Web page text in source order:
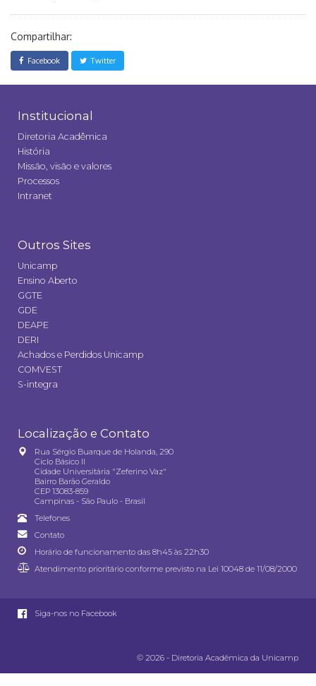
Compartilhar:
Facebook Twitter
Institucional
Diretoria Acadêmica
História
Missão, visão e valores
Processos
Intranet
Outros Sites
Unicamp
Ensino Aberto
GGTE
GDE
DEAPE
DERI
Achados e Perdidos Unicamp
COMVEST
S-integra
Localização e Contato
Rua Sérgio Buarque de Holanda, 290
Ciclo Básico II
Cidade Universitária "Zeferino Vaz"
Bairro Barão Geraldo
CEP 13083-859
Campinas - São Paulo - Brasil
Telefones
Contato
Horário de funcionamento das 8h45 às 22h30
Atendimento prioritário conforme previsto na Lei 10048 de 11/08/2000
Siga-nos no Facebook
© 2026 - Diretoria Acadêmica da Unicamp